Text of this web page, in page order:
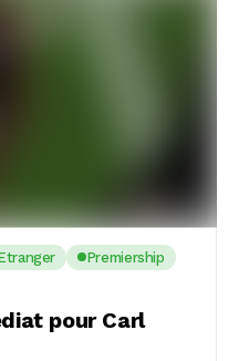
Premiership
pour Carl